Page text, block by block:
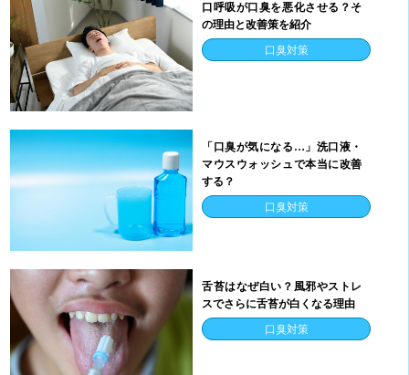
口呼吸が口臭を悪化させる？そ
の理由と改善策を紹介
口臭対策
「口臭が気になる…」洗口液・
マウスウォッシュで本当に改善
する？
口臭対策
舌苔はなぜ白い？風邪やストレ
スでさらに舌苔が白くなる理由
口臭対策